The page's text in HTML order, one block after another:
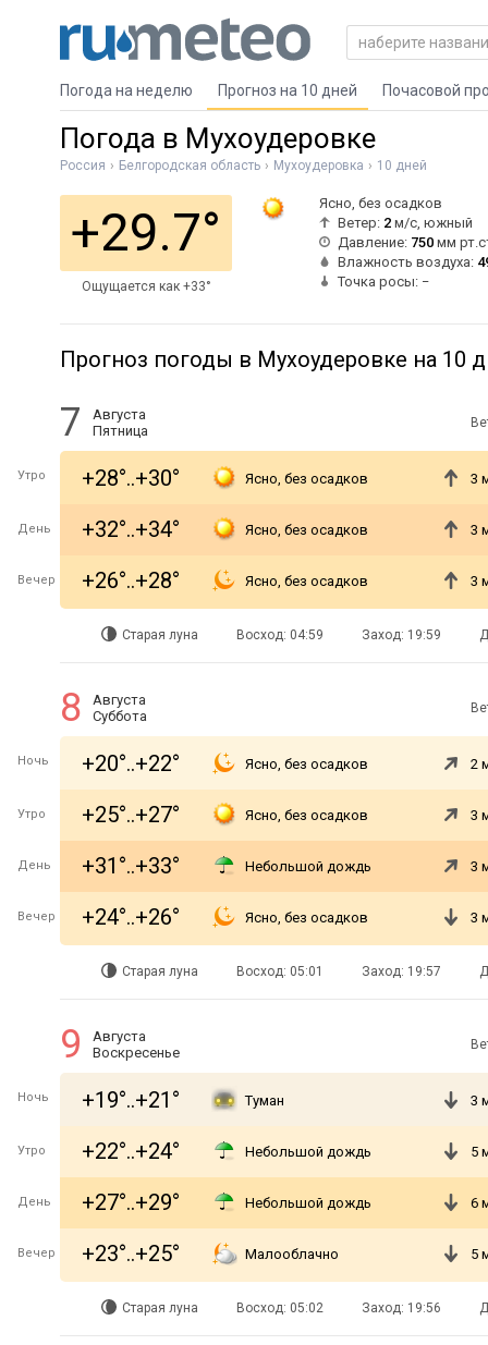
Погода на неделю Прогноз на 10 дней Почасовой
Погода в Мухоудеровке
Россия Белгородская область Мухоудеровка 10 дней
+29.7°
Ощущается как +33°
Ясно, без осадков
Ветер: 2 м/с, южный
Давление: 750 мм
Влажность воздуха:
Точка росы: −
Прогноз погоды в Мухоудеровке на 10
7
Августа
Пятница
Утро +28°..+30° Ясно, без осадков 3
День +32°..+34° Ясно, без осадков 3
Вечер +26°..+28° Ясно, без осадков 3
Старая луна Восход: 04:59 Заход: 19:59
8
Августа
Суббота
Ночь +20°..+22° Ясно, без осадков 2
Утро +25°..+27° Ясно, без осадков 3
День +31°..+33° Небольшой дождь 3
Вечер +24°..+26° Ясно, без осадков 3
Старая луна Восход: 05:01 Заход: 19:57
9
Августа
Воскресенье
Ночь +19°..+21° Туман 3
Утро +22°..+24° Небольшой дождь 5
День +27°..+29° Небольшой дождь 6
Вечер +23°..+25° Малооблачно 5
Старая луна Восход: 05:02 Заход: 19:56